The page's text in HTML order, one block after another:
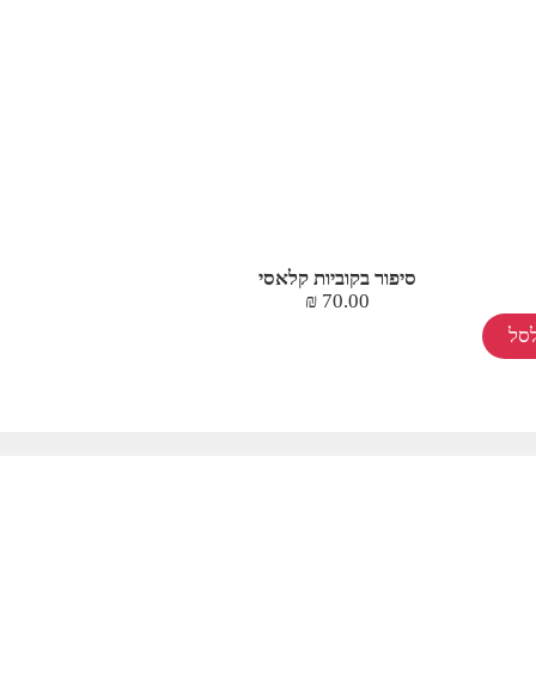
סיפור בקוביות קלאסי
70.00
₪